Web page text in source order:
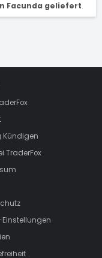
Facunda geliefert.
Kündigen
TraderFox
Einstellungen